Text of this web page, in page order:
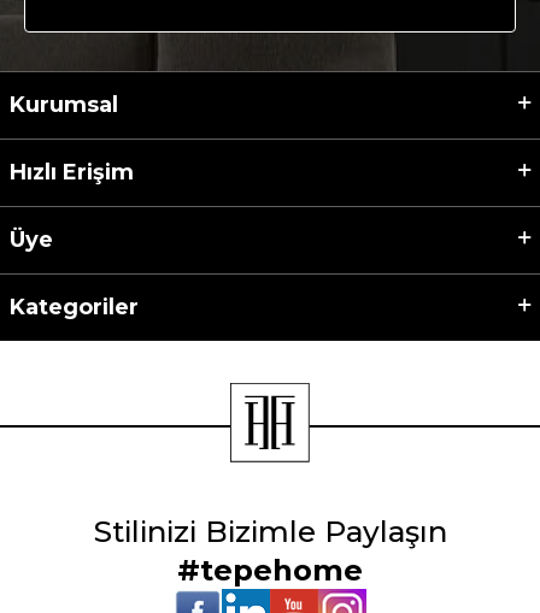
Kurumsal
Hızlı Erişim
Üye
Kategoriler
Stilinizi Bizimle Paylaşın
#tepehome